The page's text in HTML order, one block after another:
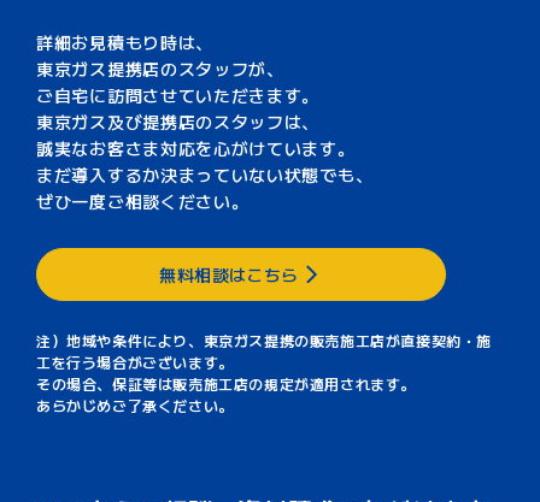
詳細お見積もり時は、
東京ガス提携店のスタッフが、
ご自宅に訪問させていただきます。
東京ガス及び提携店のスタッフは、
誠実なお客さま対応を心がけています。
まだ導入するか決まっていない状態でも、
ぜひ一度ご相談ください。
無料相談はこちら
注）地域や条件により、東京ガス提携の販売施工店が直接契約・施
工を行う場合がございます。
その場合、保証等は販売施工店の規定が適用されます。
あらかじめご了承ください。